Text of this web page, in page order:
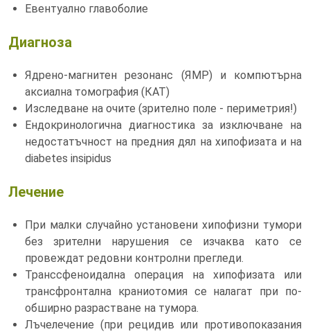
Евентуално главоболие
Диагноза
Ядрено-магнитен резонанс (ЯМР) и компютърна
аксиална томография (КАТ)
Изследване на очите (зрително поле - периметрия!)
Ендокринологична диагностика за изключване на
недостатъчност на предния дял на хипофизата и на
diabetes insipidus
Лечение
При малки случайно установени хипофизни тумори
без зрителни нарушения се изчаква като се
провеждат редовни контролни прегледи.
Транссфеноидална операция на хипофизата или
трансфронтална краниотомия се налагат при по-
обширно разрастване на тумора.
Лъчелечение (при рецидив или противопоказания